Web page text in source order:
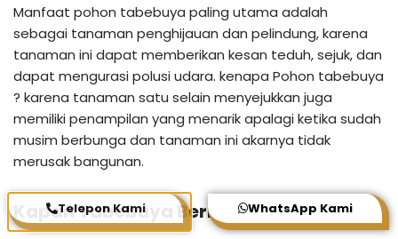
Manfaat pohon tabebuya paling utama adalah
sebagai tanaman penghijauan dan pelindung, karena
tanaman ini dapat memberikan kesan teduh, sejuk, dan
dapat mengurasi polusi udara. kenapa Pohon tabebuya
? karena tanaman satu selain menyejukkan juga
memiliki penampilan yang menarik apalagi ketika sudah
musim berbunga dan tanaman ini akarnya tidak
merusak bangunan.
Kapan Tabebuya Berbunga ?
Telepon Kami WhatsApp Kami